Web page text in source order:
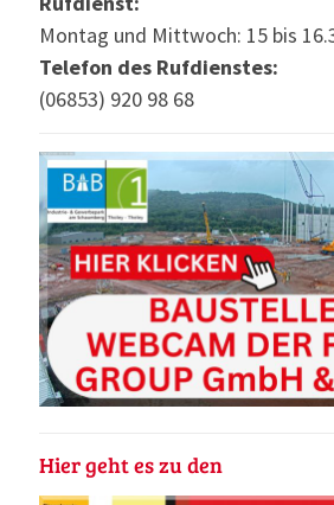
Montag und Mittwoch: 15 bis
Telefon des Rufdienstes:
(06853) 920 98 68
Hier geht es zu den